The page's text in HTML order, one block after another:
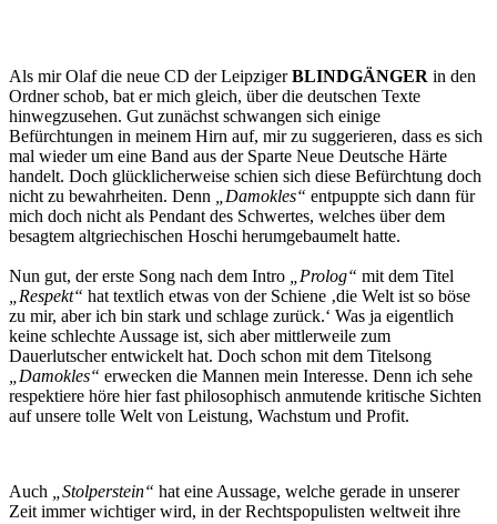
Als mir Olaf die neue CD der LeipzigerBLINDGÄNGER in den
Ordner schob, bat er mich gleich, über die deutschen Texte
hinwegzusehen. Gut zunächst schwangen sich einige
Befürchtungen in meinem Hirn auf, mir zu suggerieren, dass es sich
mal wieder um eine Band aus der Sparte Neue Deutsche Härte
handelt. Doch glücklicherweise schien sich diese Befürchtung doch
nicht zu bewahrheiten. Denn
„Damokles“ entpuppte sich dann für
mich doch nicht als Pendant des Schwertes, welches über dem
besagtem altgriechischen Hoschi herumgebaumelt hatte.
Nun gut, der erste Song nach dem Intro „Prolog“ mit dem Titel
„Respekt“ hat textlich etwas von der Schiene ‚die Welt ist so böse
zu mir, aber ich bin stark und schlage zurück.‘ Was ja eigentlich
keine schlechte Aussage ist, sich aber mittlerweile zum
Dauerlutscher entwickelt hat. Doch schon mit dem Titelsong
„Damokles“ erwecken die Mannen mein Interesse. Denn ich sehe
respektiere höre hier fast philosophisch anmutende kritische Sichten
auf unsere tolle Welt von Leistung, Wachstum und Profit.
Auch „Stolperstein“ hat eine Aussage, welche gerade in unserer
Zeit immer wichtiger wird, in der Rechtspopulisten weltweit ihre